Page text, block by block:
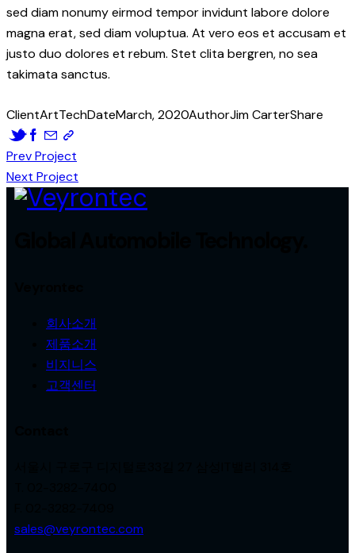
sed diam nonumy eirmod tempor invidunt labore dolore
magna erat, sed diam voluptua. At vero eos et accusam et
justo duo dolores et rebum. Stet clita bergren, no sea
takimata sanctus.
ClientArtTechDateMarch, 2020AuthorJim CarterShare
글
탐
Prev Project
Next Project
회사소개
제품소개
비지니스
고객센터
sales@veyrontec.com